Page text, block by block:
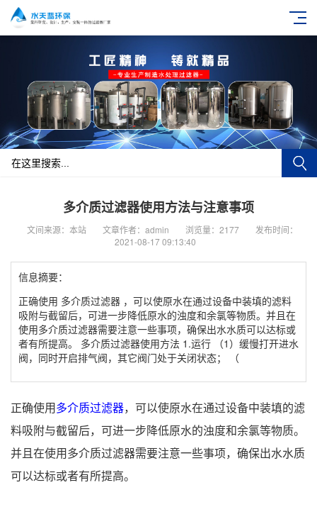
多介质过滤器使用方法与注意事项
文间来源：本站 文章作者：admin 浏览量：2177
发布时间：
2021-08-17 09:13:40
信息摘要：
正确使用 多介质过滤器 ，可以使原水在通过设备中装填的滤料
吸附与截留后，可进一步降低原水的浊度和余氯等物质。并且在
使用多介质过滤器需要注意一些事项，确保出水水质可以达标或
者有所提高。 多介质过滤器使用方法 1.运行 （1）缓慢打开进水
阀，同时开启排气阀，其它阀门处于关闭状态； （
正确使用多介质过滤器，可以使原水在通过设备中装填的滤
料吸附与截留后，可进一步降低原水的浊度和余氯等物质。
并且在使用多介质过滤器需要注意一些事项，确保出水水质
可以达标或者有所提高。